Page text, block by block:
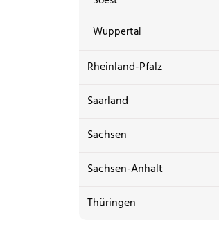
Wuppertal
Rheinland-Pfalz
Saarland
Sachsen
Sachsen-Anhalt
Thüringen